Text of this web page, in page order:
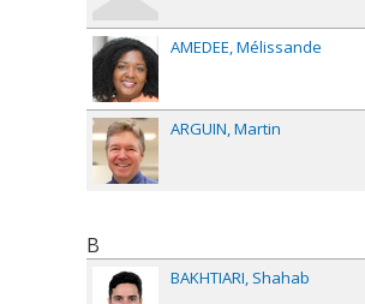
AMEDEE Mélissande
ARGUIN Martin
B
BAKHTIARI Shahab